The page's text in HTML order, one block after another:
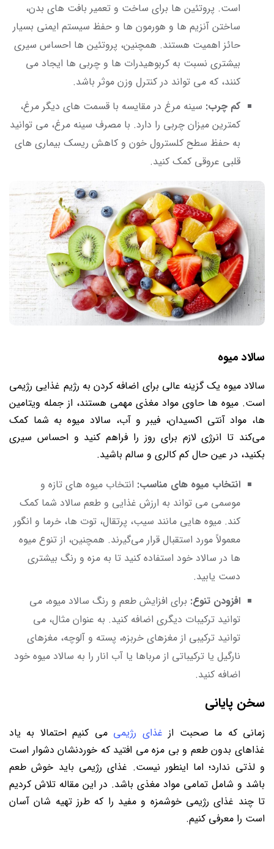
است. پروتئین ‌ها برای ساخت و تعمیر بافت‌ های بدن،
ساختن آنزیم ‌ها و هورمون ‌ها و حفظ سیستم ایمنی بسیار
حائز اهمیت هستند. همچنین، پروتئین‌ ها احساس سیری
بیشتری نسبت به کربوهیدرات‌ ها و چربی ‌ها ایجاد می‌
کنند، که می ‌تواند در کنترل وزن موثر باشد.
کم چرب: سینه مرغ در مقایسه با قسمت ‌های دیگر مرغ،
کمترین میزان چربی را دارد. با مصرف سینه مرغ، می ‌توانید
به حفظ سطح کلسترول خون و کاهش ریسک بیماری ‌های
قلبی عروقی کمک کنید.
سالاد میوه
سالاد میوه یک گزینه عالی برای اضافه کردن به رژیم غذایی رژیمی
است. میوه‌ ها حاوی مواد مغذی مهمی هستند، از جمله ویتامین‌
ها، مواد آنتی اکسیدان، فیبر و آب، سالاد میوه به شما کمک
می‌کند تا انرژی لازم برای روز را فراهم کنید و احساس سیری
بکنید، در عین حال کم کالری و سالم باشید.
انتخاب میوه‌ های مناسب: انتخاب میوه‌ های تازه و
موسمی می ‌تواند به ارزش غذایی و طعم سالاد شما کمک
کند. میوه‌ هایی مانند سیب، پرتقال، توت‌ ها، خرما و انگور
معمولاً مورد استقبال قرار می‌گیرند. همچنین، از تنوع میوه‌
ها در سالاد خود استفاده کنید تا به مزه و رنگ بیشتری
دست یابید.
افزودن تنوع: برای افزایش طعم و رنگ سالاد میوه، می
‌توانید ترکیبات دیگری اضافه کنید. به عنوان مثال، می‌
توانید ترکیبی از مغزهای خربزه، پسته و آلوچه، مغزهای
نارگیل یا ترکیباتی از مرباها یا آب انار را به سالاد میوه خود
اضافه کنید.
سخن پایانی
زمانی که ما صحبت از غذای رژیمی می کنیم احتمالا به یاد
غذاهای بدون طعم و بی مزه می افتید که خوردنشان دشوار است
و لذتی ندارد؛ اما اینطور نیست. غذای رژیمی باید خوش طعم
باشد و شامل تمامی مواد مغذی باشد. در این مقاله تلاش کردیم
تا چند غذای رژیمی خوشمزه و مفید را که طرز تهیه شان آسان
است را معرفی کنیم.